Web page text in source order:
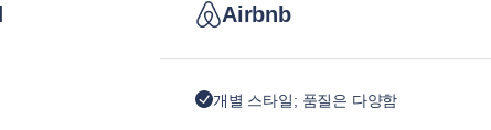
Airbnb
개별 스타일; 품질은 다양함